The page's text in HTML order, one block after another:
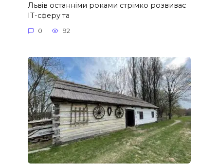
Львів останніми роками стрімко розвиває
ІТ-сферу та
0 92